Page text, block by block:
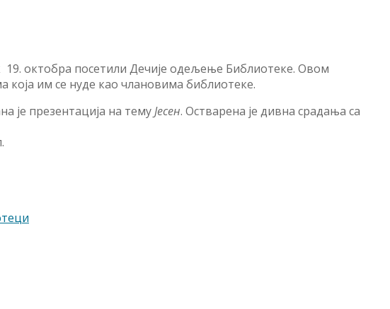
октобра посетили Дечије одељење Библиотеке. Овом
им се нуде као члановима библиотеке.
је презентација на темуЈесен. Остварена је дивна срадања са